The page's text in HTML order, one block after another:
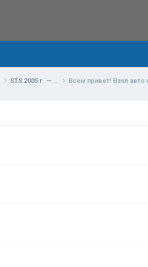
STS 2005 г. — … Всем привет! Взял авто